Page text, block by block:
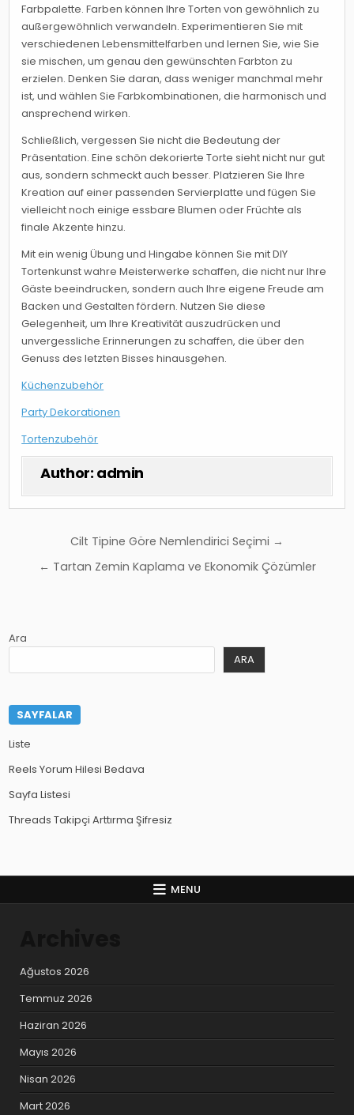
Farbpalette. Farben können Ihre Torten von gewöhnlich zu
außergewöhnlich verwandeln. Experimentieren Sie mit
verschiedenen Lebensmittelfarben und lernen Sie, wie Sie
sie mischen, um genau den gewünschten Farbton zu
erzielen. Denken Sie daran, dass weniger manchmal mehr
ist, und wählen Sie Farbkombinationen, die harmonisch und
ansprechend wirken.
Schließlich, vergessen Sie nicht die Bedeutung der
Präsentation. Eine schön dekorierte Torte sieht nicht nur gut
aus, sondern schmeckt auch besser. Platzieren Sie Ihre
Kreation auf einer passenden Servierplatte und fügen Sie
vielleicht noch einige essbare Blumen oder Früchte als
finale Akzente hinzu.
Mit ein wenig Übung und Hingabe können Sie mit DIY
Tortenkunst wahre Meisterwerke schaffen, die nicht nur Ihre
Gäste beeindrucken, sondern auch Ihre eigene Freude am
Backen und Gestalten fördern. Nutzen Sie diese
Gelegenheit, um Ihre Kreativität auszudrücken und
unvergessliche Erinnerungen zu schaffen, die über den
Genuss des letzten Bisses hinausgehen.
Küchenzubehör
Party Dekorationen
Tortenzubehör
Author: admin
gezinmesi
Cilt Tipine Göre Nemlendirici Seçimi →
← Tartan Zemin Kaplama ve Ekonomik Çözümler
Ara
ARA
SAYFALAR
Liste
Reels Yorum Hilesi Bedava
Sayfa Listesi
Threads Takipçi Arttırma Şifresiz
MENU
Ağustos 2026
Temmuz 2026
Haziran 2026
Mayıs 2026
Nisan 2026
Mart 2026